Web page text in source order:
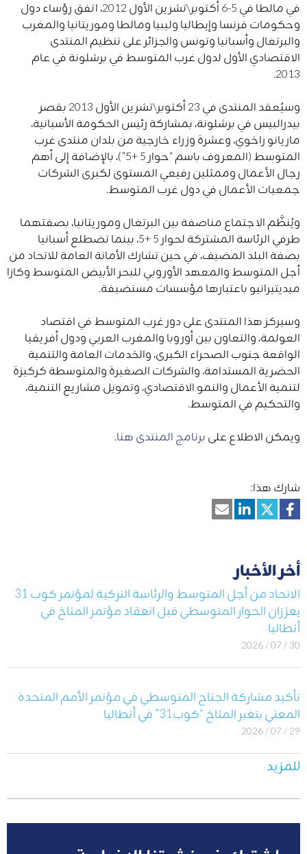
في مالطا في 5-6 أكتوبر\تشرين الأول 2012، اتفق رؤساء دول
وحكومات فرنسا وإيطاليا وليبيا ومالطا وموريتانيا والمغرب
والبرتغال وأسبانيا وتونس والجزائر على تنظيم المنتدى
الاقتصادي الأول لدول غرب المتوسط ​​في برشلونة في عام
2013.
وسيُعقد المنتدى في 23 أكتوبر\تشرين الأول 2013 بقصر
بيدرالبيس في برشلونة، بمشاركة رئيس الحكومة الأسبانية،
ماريانو راخوي، وعشرة وزراء خارجية من بلدان منتدى غرب
المتوسط ​​(المعروف باسم “حوار 5 +5”)، بالإضافة إلى أهم
رجال الأعمال وممثلين رفيعي المستوى لكبرى الشركات
جمعيات الأعمال في دول غرب المتوسط.
ويُنظَّم الاجتماع مناصفة بين البرتغال وموريتانيا، بصفتهما
طرفي الرئاسة المشتركة لحوار 5 +5، بينما تضطلع أسبانيا
بصفة البلد المضيف، في حين تشارك الأمانة العامة للاتحاد من
أجل المتوسط ​​والمعهد الأوروبي للبحر الأبيض المتوسط وكازا
ميديتيرانيو باعتبارها مؤسسات مستضيفة.
وسيركز هذا المنتدى على دور غرب المتوسط في اقتصاد
العولمة، والتعاون بين أوروبا والمغرب العربي ودول أفريقيا
الواقعة جنوب الصحراء الكبرى، والخدمات العامة والتنمية
الحضرية المستدامة، والشركات الصغيرة والمتوسطة كركيزة
لتنمية الأعمال والنمو الاقتصادي، وتمويل مشاريع التنمية،
والتحكيم في المتوسط.
ويمكن الاطلاع على برنامج المنتدى هنا.
شارك هذا:
أخر الأخبار
الاتحاد من أجل المتوسط والرئاسة التركية لمؤتمر كوب 31
يعززان الحوار المتوسطي قبل انعقاد مؤتمر المناخ في
أنطاليا
30 / 07 / 2026
تأكيد مشاركة الجناح المتوسطي في مؤتمر الأمم المتحدة
المعني بتغير المناخ “كوب31” في أنطاليا
29 / 07 / 2026
للمزيد